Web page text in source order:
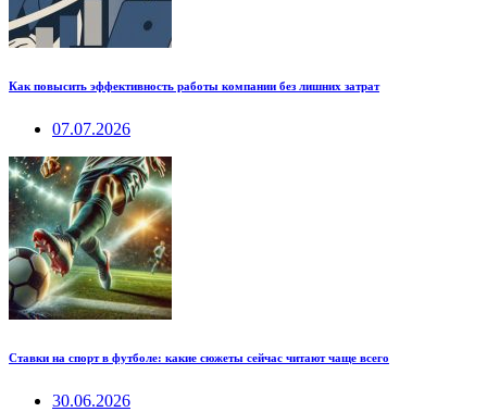
Как повысить эффективность работы компании без лишних затрат
07.07.2026
Ставки на спорт в футболе: какие сюжеты сейчас читают чаще всего
30.06.2026